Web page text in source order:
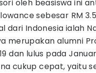
oleh beasiswa ini
sebesar RM
dari Indonesia ialah
merupakan alumni
dan lulus pada
cukup cepat, yaitu